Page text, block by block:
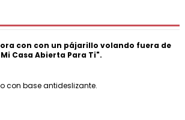
con con un pájarillo volando fuera de
Casa Abierta Para Ti".
con base antideslizante.